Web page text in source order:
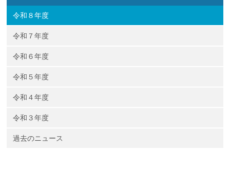
令和８年度
令和７年度
令和６年度
令和５年度
令和４年度
令和３年度
過去のニュース